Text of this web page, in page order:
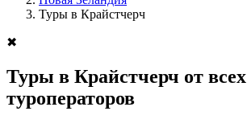
Туры в Крайстчерч
✖
Туры в Крайстчерч от всех
туроператоров